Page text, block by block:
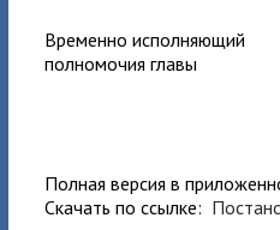
Полная версия в
Скачать по ссылке: